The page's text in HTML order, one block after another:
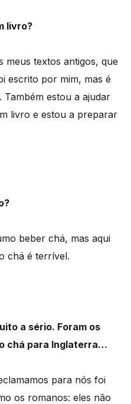
livro?
meus textos antigos, que
escrito por mim, mas é
estou a ajudar
livro e estou a preparar
beber chá, mas aqui
chá é terrível.
a sério. Foram os
chá para Inglaterra…
para nós foi
os romanos: eles não